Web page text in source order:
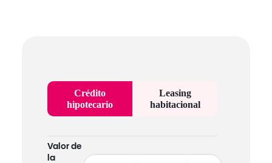
Crédito
hipotecario
Leasing
habitacional
Valor de
la